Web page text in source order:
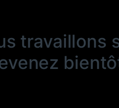
travaillons